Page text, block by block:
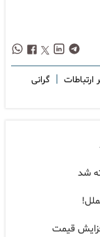
ارتباطات | گرانی
شد
قیمت